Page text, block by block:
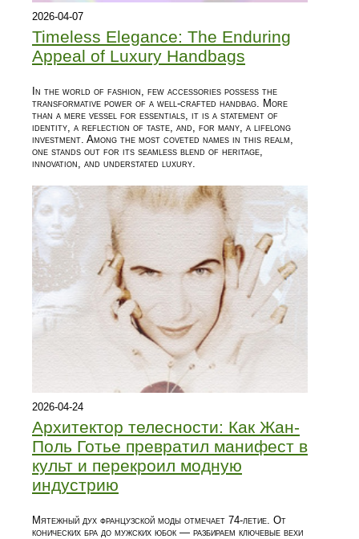
2026-04-07
Timeless Elegance: The Enduring
Appeal of Luxury Handbags
In the world of fashion, few accessories possess the
transformative power of a well-crafted handbag. More
than a mere vessel for essentials, it is a statement of
identity, a reflection of taste, and, for many, a lifelong
investment. Among the most coveted names in this realm,
one stands out for its seamless blend of heritage,
innovation, and understated luxury.
2026-04-24
Архитектор телесности: Как Жан-
Поль Готье превратил манифест в
культ и перекроил модную
индустрию
Мятежный дух французской моды отмечает 74-летие. От
конических бра до мужских юбок — разбираем ключевые вехи